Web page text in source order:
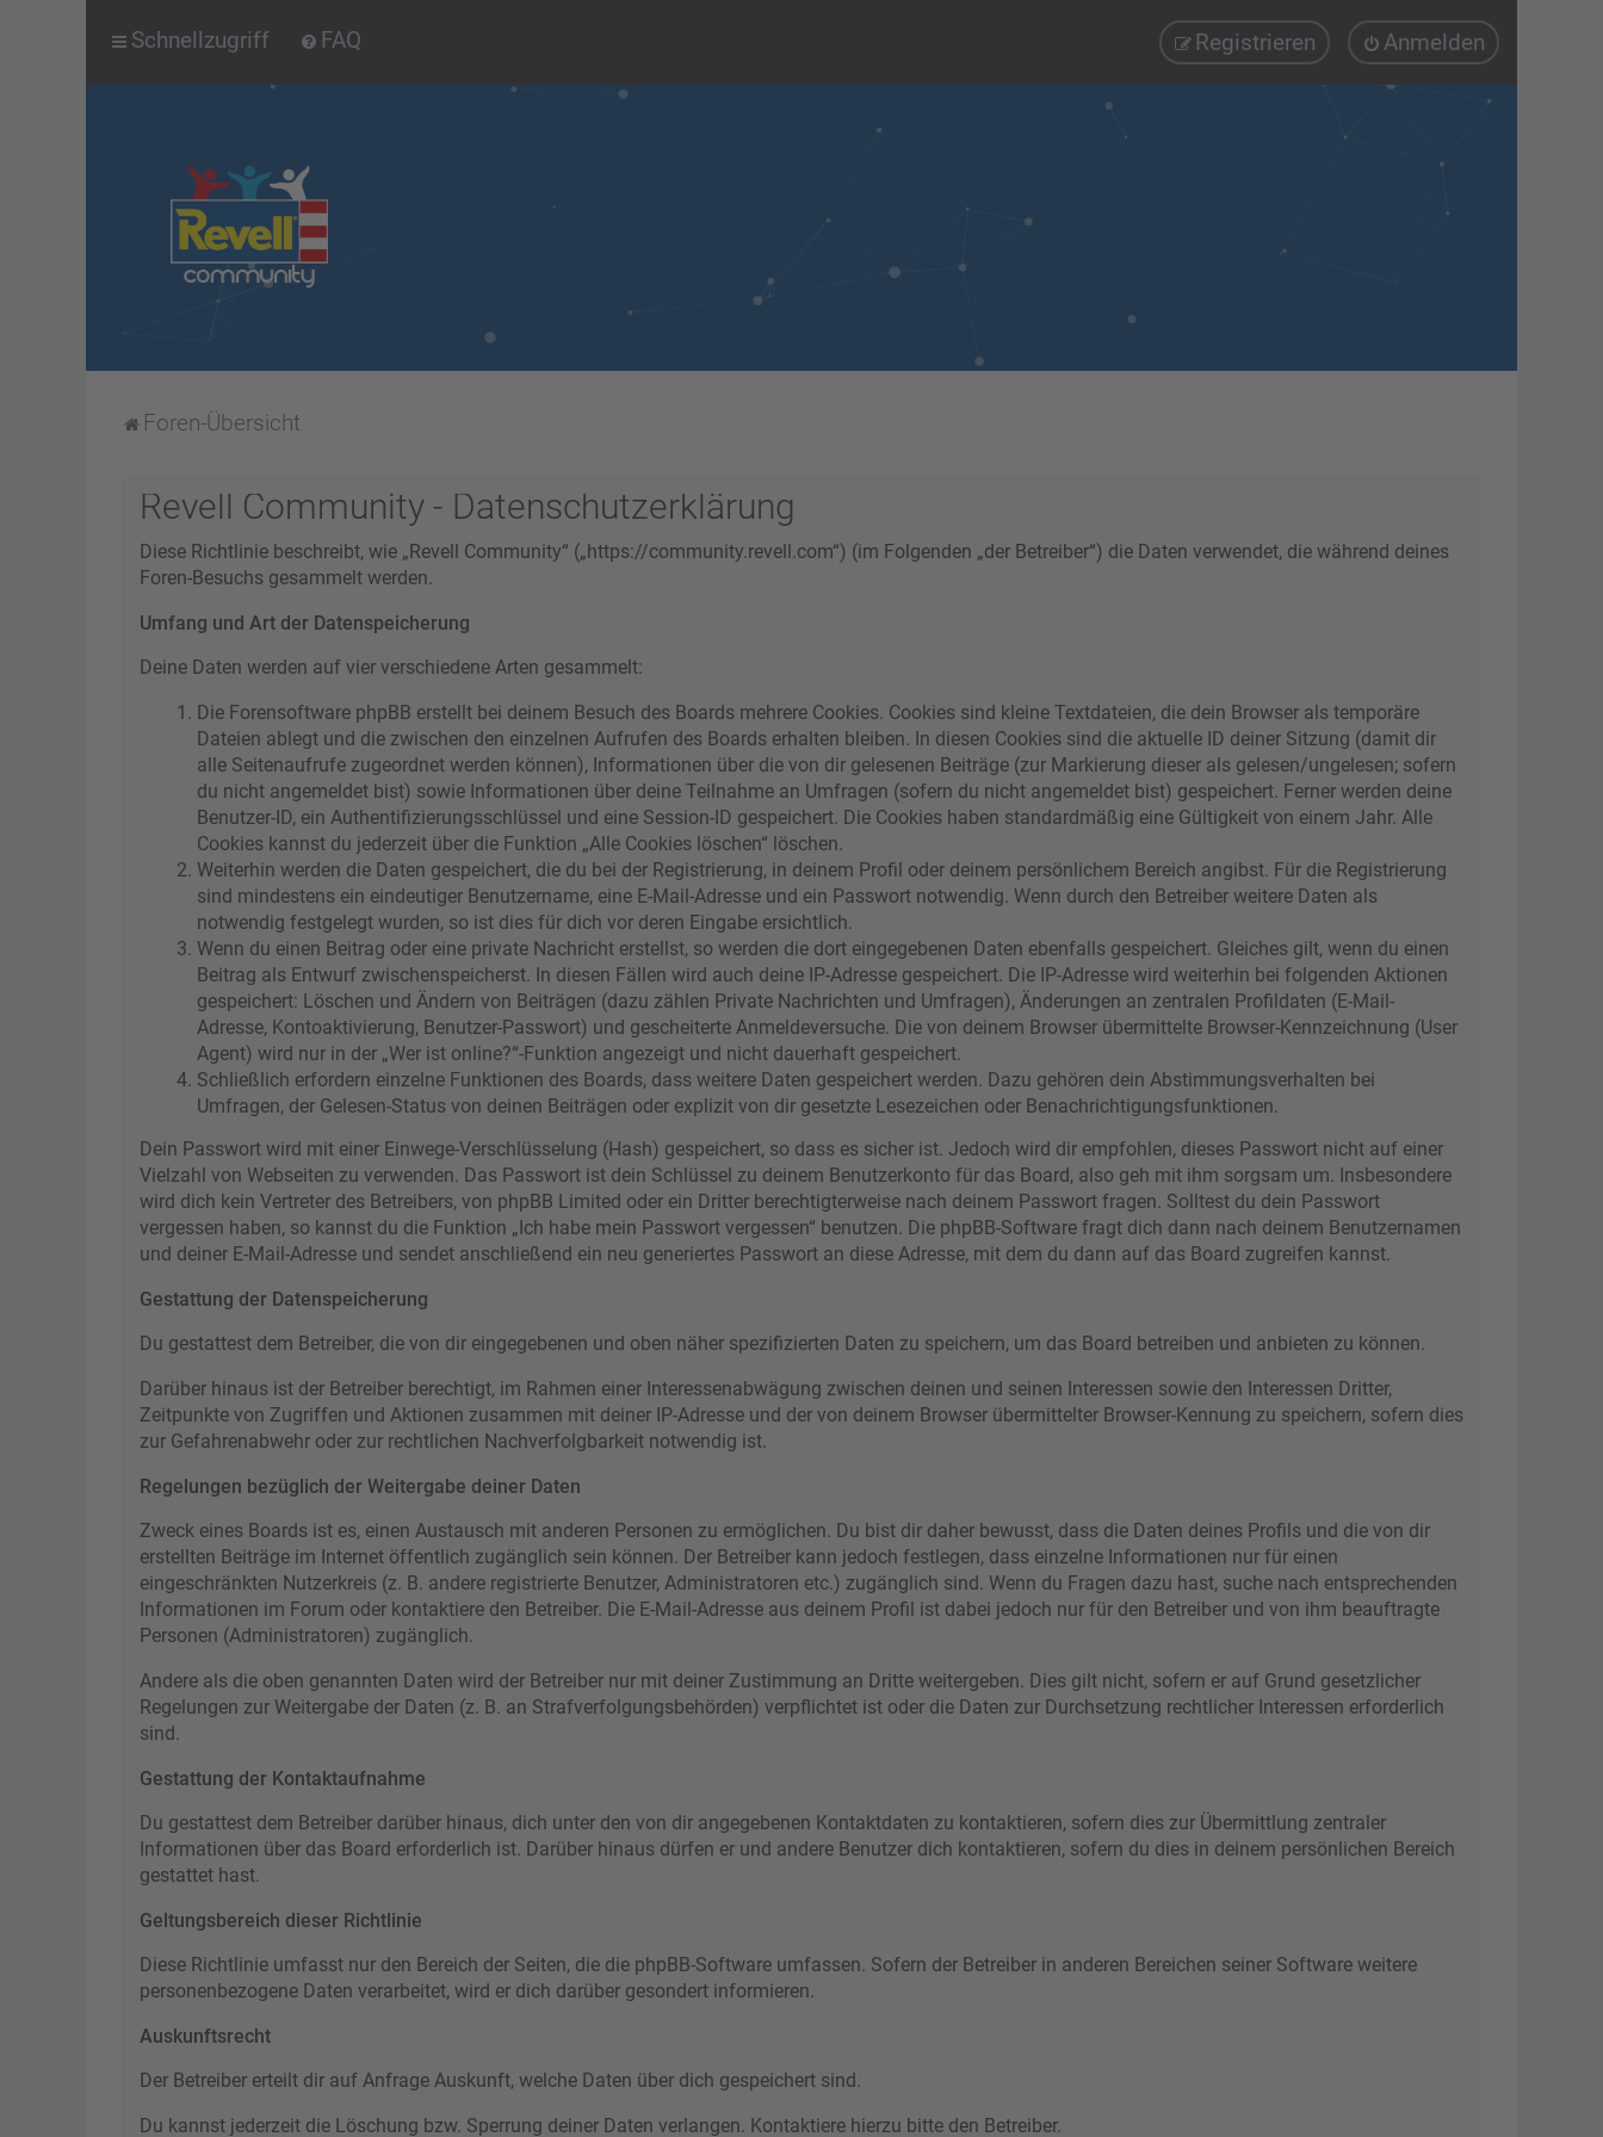
Schnellzugriff FAQ Anmelden
Registrieren
Foren-Übersicht
Revell Community - Datenschutzerklärung
Diese Richtlinie beschreibt, wie „Revell Community“ („https://community.revell.com“) (im Folgenden „der Betreiber“) die Daten verwendet, die während deines
Foren-Besuchs gesammelt werden.
Umfang und Art der Datenspeicherung
Deine Daten werden auf vier verschiedene Arten gesammelt:
Die Forensoftware phpBB erstellt bei deinem Besuch des Boards mehrere Cookies. Cookies sind kleine Textdateien, die dein Browser als temporäre
Dateien ablegt und die zwischen den einzelnen Aufrufen des Boards erhalten bleiben. In diesen Cookies sind die aktuelle ID deiner Sitzung (damit dir
alle Seitenaufrufe zugeordnet werden können), Informationen über die von dir gelesenen Beiträge (zur Markierung dieser als gelesen/ungelesen; sofern
du nicht angemeldet bist) sowie Informationen über deine Teilnahme an Umfragen (sofern du nicht angemeldet bist) gespeichert. Ferner werden deine
Benutzer-ID, ein Authentifizierungsschlüssel und eine Session-ID gespeichert. Die Cookies haben standardmäßig eine Gültigkeit von einem Jahr. Alle
Cookies kannst du jederzeit über die Funktion „Alle Cookies löschen“ löschen.
Weiterhin werden die Daten gespeichert, die du bei der Registrierung, in deinem Profil oder deinem persönlichem Bereich angibst. Für die Registrierung
sind mindestens ein eindeutiger Benutzername, eine E-Mail-Adresse und ein Passwort notwendig. Wenn durch den Betreiber weitere Daten als
notwendig festgelegt wurden, so ist dies für dich vor deren Eingabe ersichtlich.
Wenn du einen Beitrag oder eine private Nachricht erstellst, so werden die dort eingegebenen Daten ebenfalls gespeichert. Gleiches gilt, wenn du einen
Beitrag als Entwurf zwischenspeicherst. In diesen Fällen wird auch deine IP-Adresse gespeichert. Die IP-Adresse wird weiterhin bei folgenden Aktionen
gespeichert: Löschen und Ändern von Beiträgen (dazu zählen Private Nachrichten und Umfragen), Änderungen an zentralen Profildaten (E-Mail-
Adresse, Kontoaktivierung, Benutzer-Passwort) und gescheiterte Anmeldeversuche. Die von deinem Browser übermittelte Browser-Kennzeichnung (User
Agent) wird nur in der „Wer ist online?“-Funktion angezeigt und nicht dauerhaft gespeichert.
Schließlich erfordern einzelne Funktionen des Boards, dass weitere Daten gespeichert werden. Dazu gehören dein Abstimmungsverhalten bei
Umfragen, der Gelesen-Status von deinen Beiträgen oder explizit von dir gesetzte Lesezeichen oder Benachrichtigungsfunktionen.
Dein Passwort wird mit einer Einwege-Verschlüsselung (Hash) gespeichert, so dass es sicher ist. Jedoch wird dir empfohlen, dieses Passwort nicht auf einer
Vielzahl von Webseiten zu verwenden. Das Passwort ist dein Schlüssel zu deinem Benutzerkonto für das Board, also geh mit ihm sorgsam um. Insbesondere
wird dich kein Vertreter des Betreibers, von phpBB Limited oder ein Dritter berechtigterweise nach deinem Passwort fragen. Solltest du dein Passwort
vergessen haben, so kannst du die Funktion „Ich habe mein Passwort vergessen“ benutzen. Die phpBB-Software fragt dich dann nach deinem Benutzernamen
und deiner E-Mail-Adresse und sendet anschließend ein neu generiertes Passwort an diese Adresse, mit dem du dann auf das Board zugreifen kannst.
Gestattung der Datenspeicherung
Du gestattest dem Betreiber, die von dir eingegebenen und oben näher spezifizierten Daten zu speichern, um das Board betreiben und anbieten zu können.
Darüber hinaus ist der Betreiber berechtigt, im Rahmen einer Interessenabwägung zwischen deinen und seinen Interessen sowie den Interessen Dritter,
Zeitpunkte von Zugriffen und Aktionen zusammen mit deiner IP-Adresse und der von deinem Browser übermittelter Browser-Kennung zu speichern, sofern dies
zur Gefahrenabwehr oder zur rechtlichen Nachverfolgbarkeit notwendig ist.
Regelungen bezüglich der Weitergabe deiner Daten
Zweck eines Boards ist es, einen Austausch mit anderen Personen zu ermöglichen. Du bist dir daher bewusst, dass die Daten deines Profils und die von dir
erstellten Beiträge im Internet öffentlich zugänglich sein können. Der Betreiber kann jedoch festlegen, dass einzelne Informationen nur für einen
eingeschränkten Nutzerkreis (z. B. andere registrierte Benutzer, Administratoren etc.) zugänglich sind. Wenn du Fragen dazu hast, suche nach entsprechenden
Informationen im Forum oder kontaktiere den Betreiber. Die E-Mail-Adresse aus deinem Profil ist dabei jedoch nur für den Betreiber und von ihm beauftragte
Personen (Administratoren) zugänglich.
Andere als die oben genannten Daten wird der Betreiber nur mit deiner Zustimmung an Dritte weitergeben. Dies gilt nicht, sofern er auf Grund gesetzlicher
Regelungen zur Weitergabe der Daten (z. B. an Strafverfolgungsbehörden) verpflichtet ist oder die Daten zur Durchsetzung rechtlicher Interessen erforderlich
sind.
Gestattung der Kontaktaufnahme
Du gestattest dem Betreiber darüber hinaus, dich unter den von dir angegebenen Kontaktdaten zu kontaktieren, sofern dies zur Übermittlung zentraler
Informationen über das Board erforderlich ist. Darüber hinaus dürfen er und andere Benutzer dich kontaktieren, sofern du dies in deinem persönlichen Bereich
gestattet hast.
Geltungsbereich dieser Richtlinie
Diese Richtlinie umfasst nur den Bereich der Seiten, die die phpBB-Software umfassen. Sofern der Betreiber in anderen Bereichen seiner Software weitere
personenbezogene Daten verarbeitet, wird er dich darüber gesondert informieren.
Auskunftsrecht
Der Betreiber erteilt dir auf Anfrage Auskunft, welche Daten über dich gespeichert sind.
Du kannst jederzeit die Löschung bzw. Sperrung deiner Daten verlangen. Kontaktiere hierzu bitte den Betreiber.